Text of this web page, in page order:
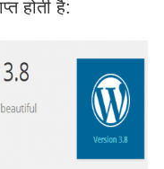
होती है: